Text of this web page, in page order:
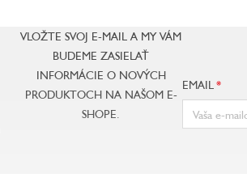
VLOŽTE SVOJ E-MAIL A MY VÁM
BUDEME ZASIELAŤ
INFORMÁCIE O NOVÝCH
PRODUKTOCH NA NAŠOM E-
SHOPE.
EMAIL